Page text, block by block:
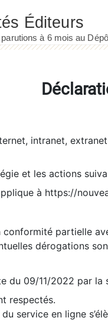
intranet,
et les actions
à https://
conformité partielle
dérogations
du 09/11/2022 par
respectés.
service en ligne